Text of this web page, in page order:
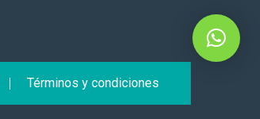
Términos y condiciones